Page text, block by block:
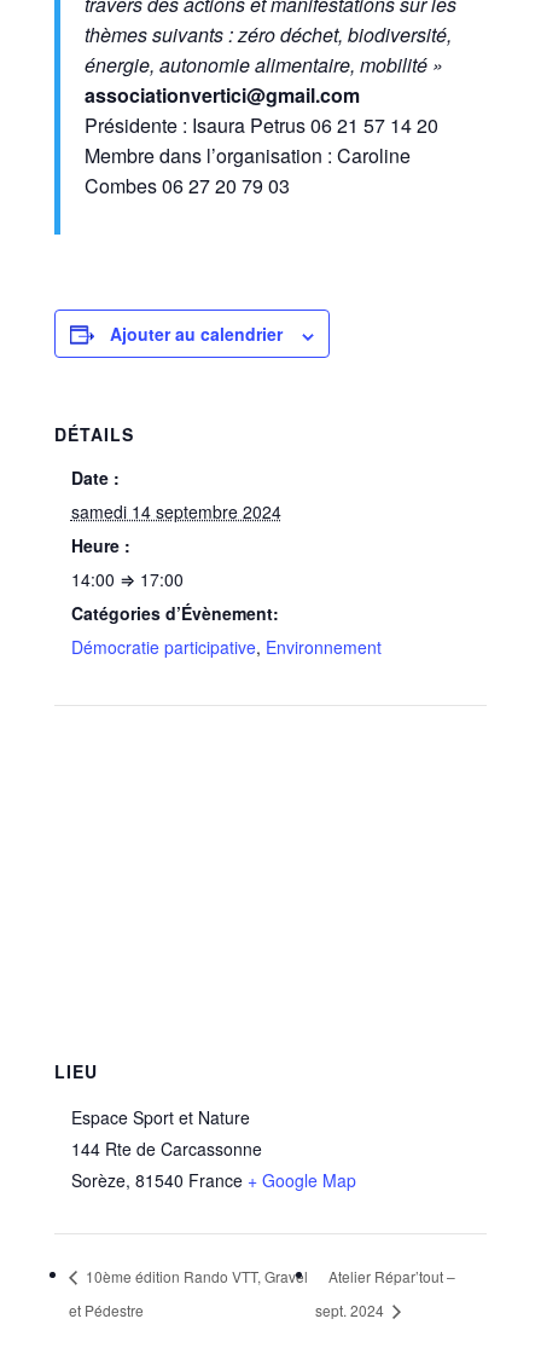
thèmes suivants : zéro déchet, biodiversité,
énergie, autonomie alimentaire, mobilité »
associationvertici@gmail.com
Présidente : Isaura Petrus 06 21 57 14 20
Membre dans l’organisation : Caroline
Combes 06 27 20 79 03
Ajouter au calendrier
DÉTAILS
Date :
samedi 14 septembre 2024
Heure :
14:00 ⇒ 17:00
Catégories d’Évènement:
Démocratie participative, Environnement
LIEU
Espace Sport et Nature
144 Rte de Carcassonne
Sorèze, 81540 France + Google Map
10ème édition Rando VTT, Gravel
et Pédestre
Atelier Répar’tout –
sept. 2024